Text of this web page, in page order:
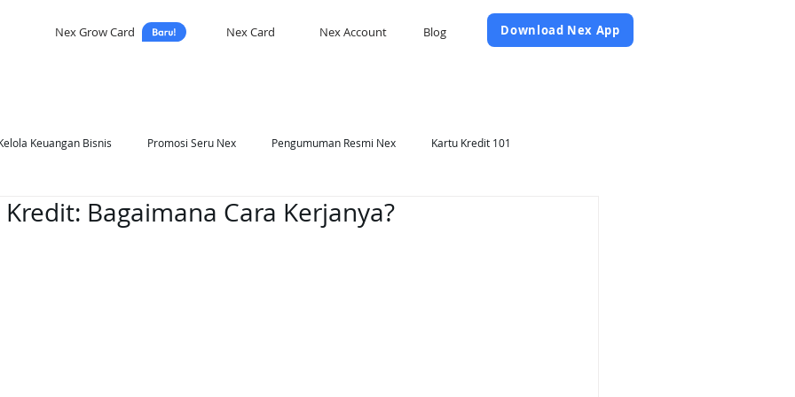
Daftar Sekarang
Nex Grow Card Nex Card Nex Account Blog Download Nex App
Keuangan Bisnis Promosi Seru Nex Pengumuman Resmi Nex Kartu Kredit 101
Nex Self Development
Bagaimana Cara Kerjanya?